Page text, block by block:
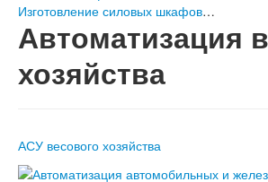
Изготовление силовых шкафов…
Автоматизация
хозяйства
АСУ весового хозяйства